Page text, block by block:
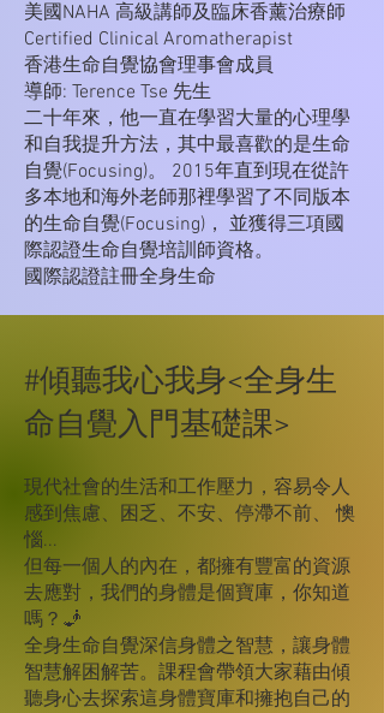
美國NAHA 高級講師及臨床香薰治療師
Certified Clinical Aromatherapist
香港生命自覺協會理事會成員
導師: Terence Tse 先生
二十年來，他一直在學習大量的心理學
和自我提升方法，其中最喜歡的是生命
自覺(Focusing)。 2015年直到現在從許
多本地和海外老師那裡學習了不同版本
的生命自覺(Focusing)， 並獲得三項國
際認證生命自覺培訓師資格。
國際認證註冊全身生命
#傾聽我心我身<全身生
命自覺入門基礎課>
現代社會的生活和工作壓力，容易令人
感到焦慮、困乏、不安、停滯不前、 懊
惱...
但每一個人的內在，都擁有豐富的資源
去應對，我們的身體是個寶庫，你知道
嗎？🧞
全身生命自覺深信身體之智慧，讓身體
智慧解困解苦。課程會帶領大家藉由傾
聽身心去探索這身體寶庫和擁抱自己的